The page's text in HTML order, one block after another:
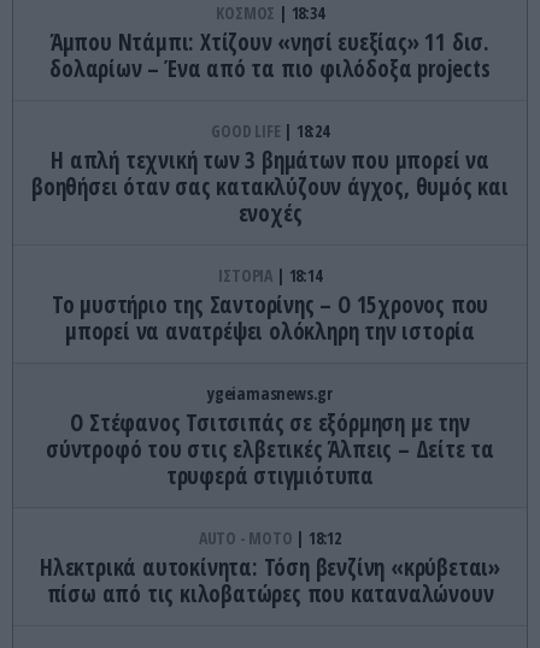
ΚΟΣΜΟΣ 18:34
Άμπου Ντάμπι: Χτίζουν «νησί ευεξίας» 11 δισ.
δολαρίων – Ένα από τα πιο φιλόδοξα projects
GOOD LIFE 18:24
Η απλή τεχνική των 3 βημάτων που μπορεί να
βοηθήσει όταν σας κατακλύζουν άγχος, θυμός και
ενοχές
ΙΣΤΟΡΙΑ 18:14
Το μυστήριο της Σαντορίνης – Ο 15χρονος που
μπορεί να ανατρέψει ολόκληρη την ιστορία
ygeiamasnews.gr
Ο Στέφανος Τσιτσιπάς σε εξόρμηση με την
σύντροφό του στις ελβετικές Άλπεις – Δείτε τα
τρυφερά στιγμιότυπα
AUTO - MOTO 18:12
Ηλεκτρικά αυτοκίνητα: Τόση βενζίνη «κρύβεται»
πίσω από τις κιλοβατώρες που καταναλώνουν